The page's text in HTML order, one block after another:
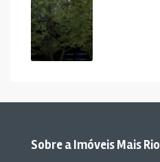
Sobre a Imóveis Mais Rio